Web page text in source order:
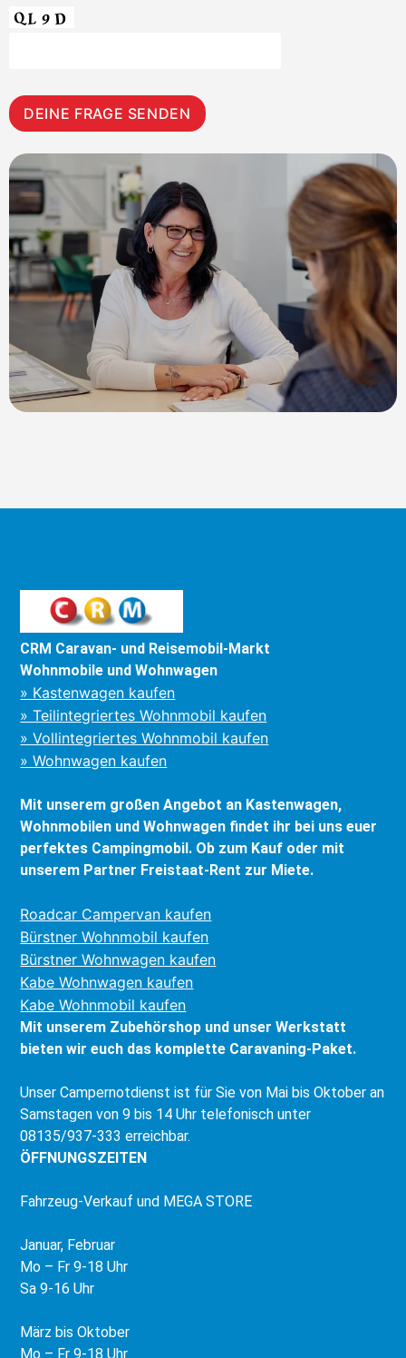
CRM Caravan- und Reisemobil-Markt
Wohnmobile und Wohnwagen
» Kastenwagen kaufen
» Teilintegriertes Wohnmobil kaufen
» Vollintegriertes Wohnmobil kaufen
» Wohnwagen kaufen
Mit unserem großen Angebot an Kastenwagen,
Wohnmobilen und Wohnwagen findet ihr bei uns euer
perfektes Campingmobil. Ob zum Kauf oder mit
unserem Partner Freistaat-Rent zur Miete.
Roadcar Campervan kaufen
Bürstner Wohnmobil kaufen
Bürstner Wohnwagen kaufen
Kabe Wohnwagen kaufen
Kabe Wohnmobil kaufen
Mit unserem Zubehörshop und unser Werkstatt
bieten wir euch das komplette Caravaning-Paket.
Unser Campernotdienst ist für Sie von Mai bis Oktober an
Samstagen von 9 bis 14 Uhr telefonisch unter
08135/937-333 erreichbar.
ÖFFNUNGSZEITEN
Fahrzeug-Verkauf und MEGA STORE
Januar, Februar
Mo – Fr 9-18 Uhr
Sa 9-16 Uhr
März bis Oktober
Mo – Fr 9-18 Uhr